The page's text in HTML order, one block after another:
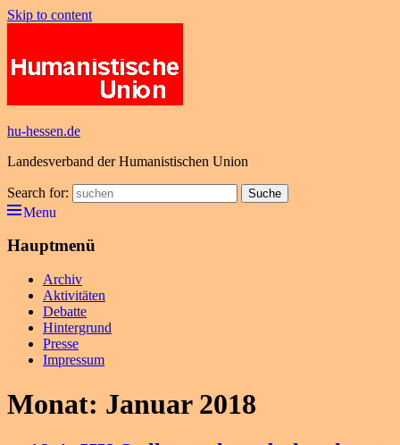
Skip to content
hu-hessen.de
Landesverband der Humanistischen Union
Search for: Suche
Menu
Hauptmenü
Archiv
Aktivitäten
Debatte
Hintergrund
Presse
Impressum
Monat: Januar 2018